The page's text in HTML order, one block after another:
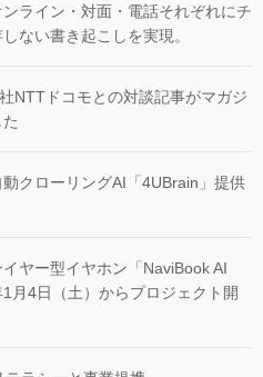
ライン・対面・電話それぞれにチ
ない書き起こしを実現。
NTTドコモとの対談記事がマガジ
クローリングAI「4UBrain」提供
ヤー型イヤホン「NaviBook AI
月4日（土）からプロジェクト開